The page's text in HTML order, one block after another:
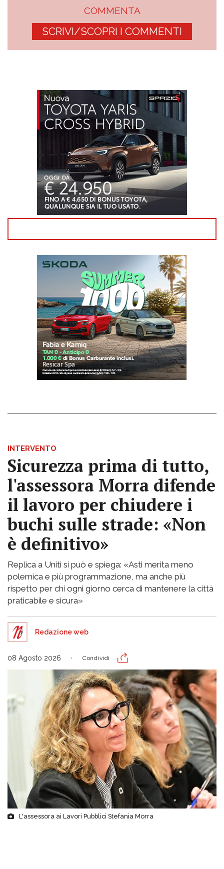
COMMENTA
SCRIVI/SCOPRI I COMMENTI
INTERVENTO
Sicurezza prima di tutto,
l'assessora Morra difende
il lavoro per chiudere i
buchi sulle strade: «Non
è definitivo»
Replica a Uniti si può e spiega: «Asti merita meno
polemica e più programmazione, ma anche più
rispetto per chi ogni giorno cerca di mantenere la città
praticabile e sicura»
Redazione web
08 Agosto 2026 Condividi
L'assessora ai Lavori Pubblici Stefania Morra